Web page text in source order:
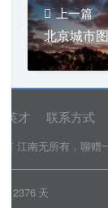
上一篇
北京城市
英才 联系方式
有 江南无所有，聊赠
2376 天